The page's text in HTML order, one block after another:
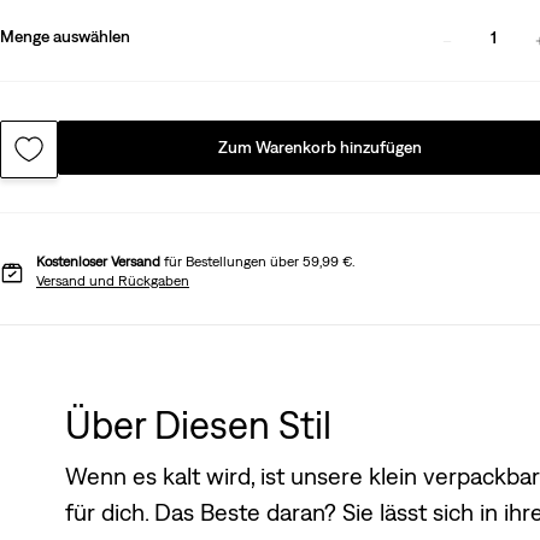
Menge auswählen 1
Zum Warenkorb hinzufügen
Kostenloser Versand für Bestellungen über 59,99 €.
Versand und Rückgaben
Über Diesen Stil
Wenn es kalt wird, ist unsere klein
für dich. Das Beste daran? Sie lässt sich in